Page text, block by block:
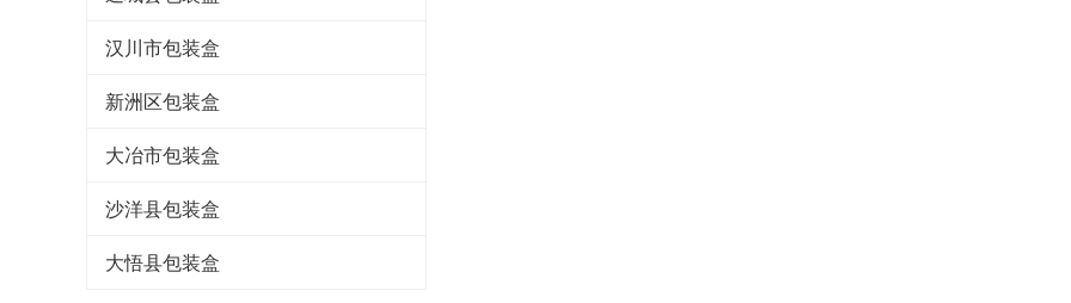
汉川市包装盒
新洲区包装盒
大冶市包装盒
沙洋县包装盒
大悟县包装盒